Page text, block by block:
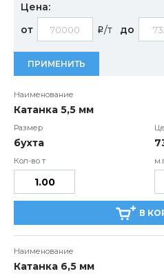
Цена:
от
i/т до
ПРИМЕНИТЬ
Катанка 5,5 мм
бухта
В
Катанка 6,5 мм